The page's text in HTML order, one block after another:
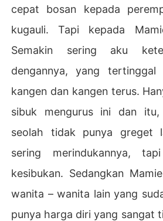
cepat bosan kepada
kugauli. Tapi kepada
Semakin sering aku
dengannya, yang
kangen dan kangen terus.
sibuk mengurus ini dan itu,
seolah tidak punya greget
sering merindukannya,
kesibukan. Sedangkan
wanita – wanita lain yang
punya harga diri yang sangat